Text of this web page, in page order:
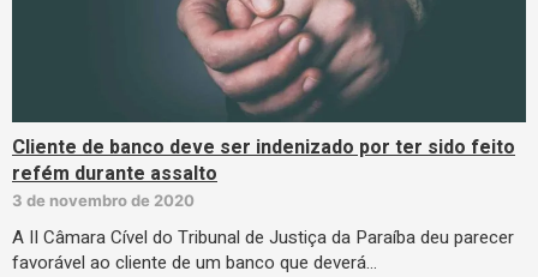
Cliente de banco deve ser indenizado por ter sido feito
refém durante assalto
3 de novembro de 2020
A II Câmara Cível do Tribunal de Justiça da Paraíba deu parecer
favorável ao cliente de um banco que deverá…